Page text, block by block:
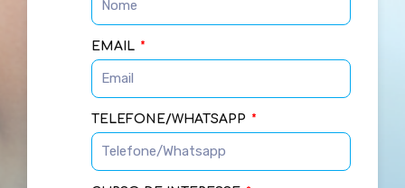
EMAIL
TELEFONE/WHATSAPP